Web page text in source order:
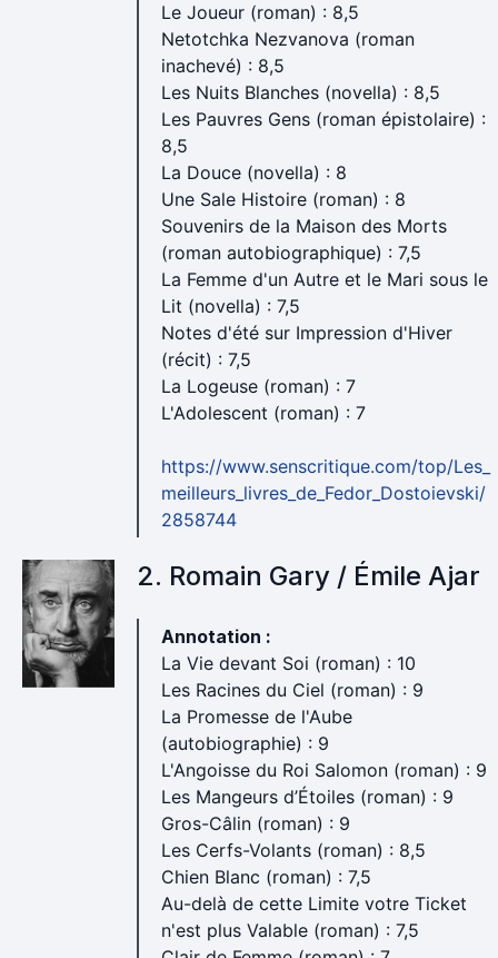
Le Joueur (roman) : 8,5
Netotchka Nezvanova (roman
inachevé) : 8,5
Les Nuits Blanches (novella) : 8,5
Les Pauvres Gens (roman épistolaire) :
8,5
La Douce (novella) : 8
Une Sale Histoire (roman) : 8
Souvenirs de la Maison des Morts
(roman autobiographique) : 7,5
La Femme d'un Autre et le Mari sous le
Lit (novella) : 7,5
Notes d'été sur Impression d'Hiver
(récit) : 7,5
La Logeuse (roman) : 7
L'Adolescent (roman) : 7
https://www.senscritique.com/top/Les_
meilleurs_livres_de_Fedor_Dostoievski/
2858744
2. Romain Gary / Émile Ajar
Annotation :
La Vie devant Soi (roman) : 10
Les Racines du Ciel (roman) : 9
La Promesse de l'Aube
(autobiographie) : 9
L'Angoisse du Roi Salomon (roman) : 9
Les Mangeurs d’Étoiles (roman) : 9
Gros-Câlin (roman) : 9
Les Cerfs-Volants (roman) : 8,5
Chien Blanc (roman) : 7,5
Au-delà de cette Limite votre Ticket
n'est plus Valable (roman) : 7,5